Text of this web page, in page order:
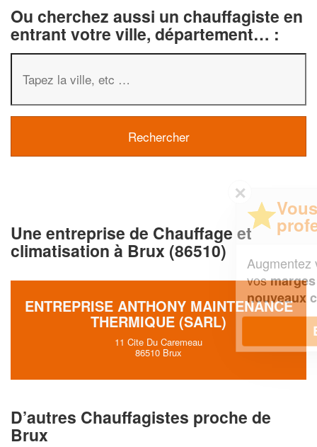
Ou cherchez aussi un chauffagiste en
entrant votre ville, département… :
Une entreprise de Chauffage et
climatisation à Brux (86510)
ENTREPRISE ANTHONY MAINTENANCE
THERMIQUE (SARL)
11 Cite Du Caremeau
86510 Brux
D’autres Chauffagistes proche de
Brux
professionnel ?
Augmentez votrechiffre d'affaireset
vosmargestout en gagnant de
nouveaux clients!
En savoir plus